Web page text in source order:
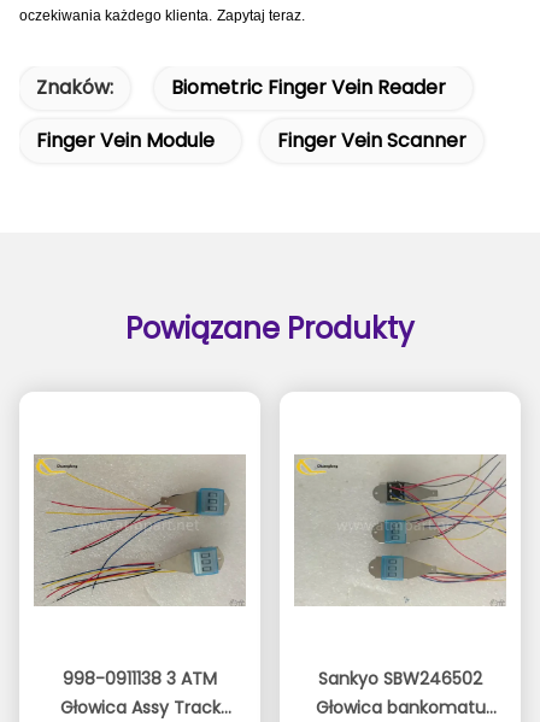
oczekiwania każdego klienta. Zapytaj teraz.
Znaków:
Biometric Finger Vein Reader
Finger Vein Module
Finger Vein Scanner
Powiązane Produkty
998-0911138 3 ATM
Głowica Assy Track
Sankyo SBW246502
Głowica bankomatu